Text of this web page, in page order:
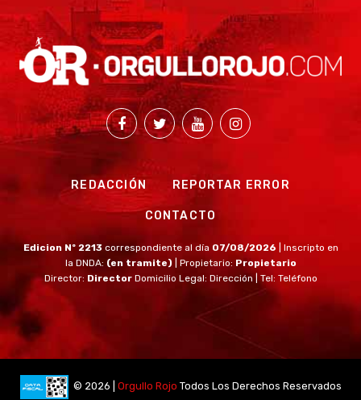
REDACCIÓN REPORTAR ERROR
CONTACTO
Edicion Nº 2213 correspondiente al día 07/08/2026
| Inscripto en
la DNDA: (en tramite) | Propietario: Propietario
Director: Director Domicilio Legal: Dirección | Tel: Teléfono
© 2026 | Orgullo Rojo Todos Los Derechos Reservados